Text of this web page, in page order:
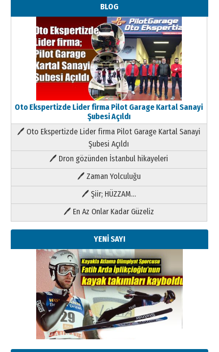
BLOG
Oto Ekspertizde Lider firma Pilot Garage Kartal Sanayi
Şubesi Açıldı
🖊 Oto Ekspertizde Lider firma Pilot Garage Kartal Sanayi
Şubesi Açıldı
🖊 Dron gözünden İstanbul hikayeleri
🖊 Zaman Yolculuğu
🖊 Şiir; HÜZZAM…
🖊 En Az Onlar Kadar Güzeliz
YENİ SAYI
Kenan GÜLERCİ
Metin Külünk: Aileyi Korumak